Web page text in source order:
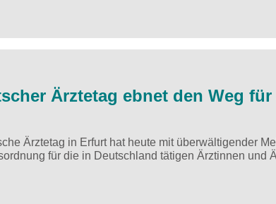
Ärztetag ebnet den Weg
Ärztetag in Erfurt hat heute mit überwältigender
für die in Deutschland tätigen Ärztinnen und